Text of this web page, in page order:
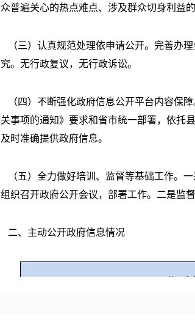
众普遍关心的热点难点、涉及群众切身利益
（三）认真规范处理依申请公开。完善办
究。 无行政复议，无行政诉讼。
（四）不断强化政府信息公开平台内容保障
关事项的通知》要求和省市统一部署，依托
及时准确提供政府信息。
（五）全力做好培训、监督等基础工作。 一
组织召开政府公开会议，部署工作。二是监
二、主动公开政府信息情况